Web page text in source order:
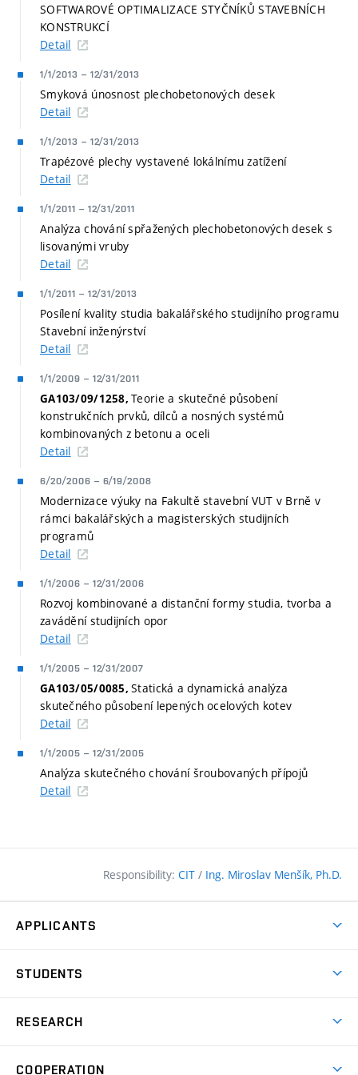
SOFTWAROVÉ OPTIMALIZACE STYČNÍKŮ STAVEBNÍCH
KONSTRUKCÍ
Detail
1/1/2013 – 12/31/2013
Smyková únosnost plechobetonových desek
Detail
1/1/2013 – 12/31/2013
Trapézové plechy vystavené lokálnímu zatížení
Detail
1/1/2011 – 12/31/2011
Analýza chování spřažených plechobetonových desek s
lisovanými vruby
Detail
1/1/2011 – 12/31/2013
Posílení kvality studia bakalářského studijního programu
Stavební inženýrství
Detail
1/1/2009 – 12/31/2011
GA103/09/1258,Teorie a skutečné působení
konstrukčních prvků, dílců a nosných systémů
kombinovaných z betonu a oceli
Detail
6/20/2006 – 6/19/2008
Modernizace výuky na Fakultě stavební VUT v Brně v
rámci bakalářských a magisterských studijních
programů
Detail
1/1/2006 – 12/31/2006
Rozvoj kombinované a distanční formy studia, tvorba a
zavádění studijních opor
Detail
1/1/2005 – 12/31/2007
GA103/05/0085,Statická a dynamická analýza
skutečného působení lepených ocelových kotev
Detail
1/1/2005 – 12/31/2005
Analýza skutečného chování šroubovaných přípojů
Detail
Responsibility: CIT / Ing. Miroslav Menšík, Ph.D.
APPLICANTS
Programmes in English
E–application (external
STUDENTS
Courses
RESEARCH
COOPERATION